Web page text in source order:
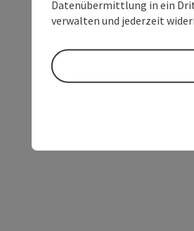
Datenübermittlung in ein
verwalten und jederzeit